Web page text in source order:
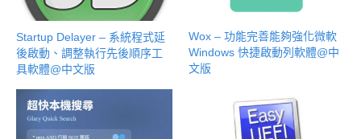
Startup Delayer – 系統程式延
後啟動、調整執行先後順序工
具軟體@中文版
Wox – 功能完善能夠強化微軟
Windows 快捷啟動列軟體@中
文版